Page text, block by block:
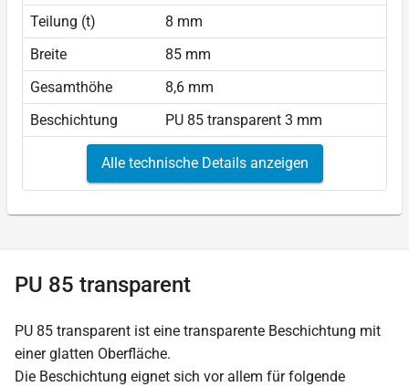
Teilung (t)
8 mm
Breite
85 mm
Gesamthöhe
8,6 mm
Beschichtung
PU 85 transparent 3 mm
Alle technische Details anzeigen
PU 85 transparent
PU 85 transparent ist eine transparente Beschichtung mit
einer glatten Oberfläche.
Die Beschichtung eignet sich vor allem für folgende